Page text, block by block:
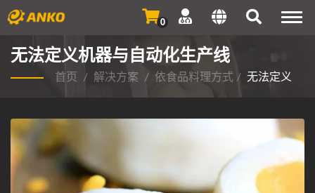
0
无法定义机器与自动化生产线
首页 / 解决方案 / 依食品料理方式 / 无法定义